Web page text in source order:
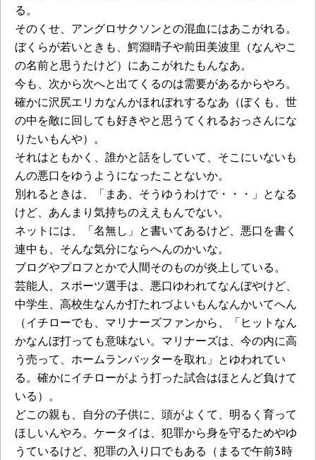
る。
そのくせ、アングロサクソンとの混血にはあこがれる。
ぼくらが若いときも、鰐淵晴子や前田美波里（なんやこ
の名前と思うたけど）にあこがれたもんなあ。
今も、次から次へと出てくるのは需要があるからやろ。
確かに沢尻エリカなんかほれぼれするなあ（ぼくも、世
の中を敵に回しても好きやと思うてくれるおっさんにな
りたいもんや）。
それはともかく、誰かと話をしていて、そこにいないも
んの悪口をゆうようになったことないか。
別れるときは、「まあ、そうゆうわけで・・・」となる
けど、あんまり気持ちのええもんでない。
ネットには、「名無し」と書いてあるけど、悪口を書く
連中も、そんな気分にならへんのかいな。
ブログやプロフとかで人間そのものが炎上している。
芸能人、スポーツ選手は、悪口ゆわれてなんぼやけど、
中学生、高校生なんか打たれづよいもんなんかいてへん
（イチローでも、マリナーズファンから、「ヒットなん
かなんぼ打っても意味ない。マリナーズは、今の内に高
う売って、ホームランバッターを取れ」とゆわれてい
る。確かにイチローがよう打った試合はほとんど負けて
いる）。
どこの親も、自分の子供に、頭がよくて、明るく育って
ほしいんやろ。ケータイは、犯罪から身を守るためやゆ
うているけど、犯罪の入り口でもある（まるで午前3時